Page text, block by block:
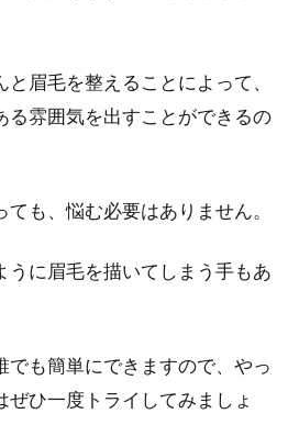
眉毛を整えることによって、
る雰囲気を出すことができるの
も、悩む必要はありません。
うに眉毛を描いてしまう手もあ
でも簡単にできますので、やっ
ぜひ一度トライしてみましょ